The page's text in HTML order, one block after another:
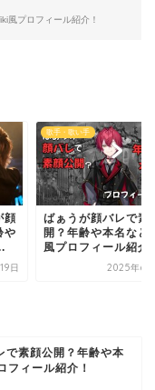
風プロフィール紹介！
顔
や
日
歌手・歌い手
ばぁうが顔バレで素
開？年齢や本名など
風プロフィール紹介
2025年6
で素顔公開？年齢や本
フィール紹介！